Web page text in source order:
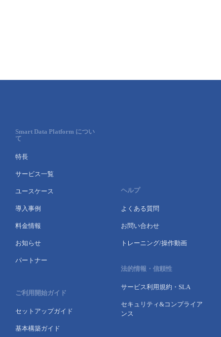
Smart Data Platform につい
て
特長
サービス一覧
ユースケース
導入事例
料金情報
お知らせ
パートナー
ご利用開始ガイド
セットアップガイド
基本構築ガイド
ヘルプ
よくある質問
お問い合わせ
トレーニング/操作動画
法的情報・信頼性
サービス利用規約・SLA
セキュリティ&コンプライア
ンス